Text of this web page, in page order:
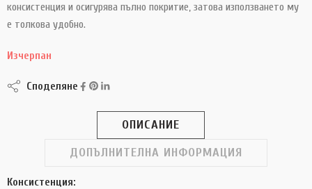
консистенция и осигурява пълно покритие, затова използването му
е толкова удобно.
Изчерпан
Споделяне
ОПИСАНИЕ
ДОПЪЛНИТЕЛНА ИНФОРМАЦИЯ
Консистенция: